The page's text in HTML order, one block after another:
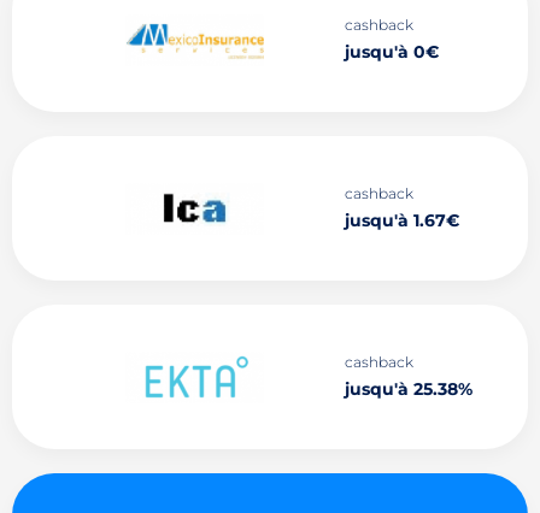
cashback
jusqu'à 0€
cashback
jusqu'à 1.67€
cashback
jusqu'à 25.38%